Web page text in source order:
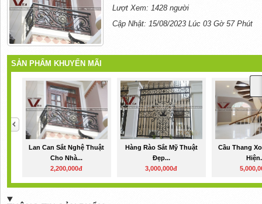
Lượt Xem: 1428 người
Cập Nhật: 15/08/2023 Lúc 03 Gờ 57 Phút
SẢN PHẨM KHUYẾN MÃI
Lan Can Sắt Nghệ Thuật
Cho Nhà...
2,200,000đ
Hàng Rào Sắt Mỹ Thuật
Đẹp...
3,000,000đ
Cầu Thang